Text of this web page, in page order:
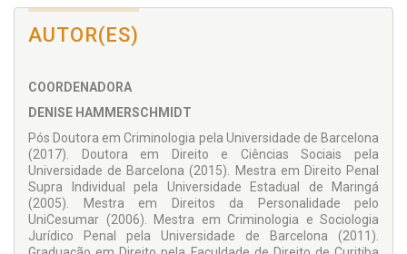
Antonio Herman de Vasconcellos e Benjamin
Ministro do Superior Tribunal de Justiça. Eleito, por
aclamação, presidente do Superior Tribunal de Justiça para o
Além disso, no ano de 2026 nossa homenageada foi
critério do quinto constitucional. Claudia Lima Marques
ocupará a vaga destinada à advocacia. Essa ascensão coroa
uma trajetória de excelência acadêmica e profissional,
honrando a advocacia gaúcha. Sua chegada ao Tribunal de
Justiça do Rio Grande do Sul não apenas engrandece a
magistratura, mas também renova a certeza de que o direito
continuará sendo aplicado com a sensibilidade, o
brilhantismo e o compromisso humanitário que sempre
marcaram sua carreira.
AUTOR(ES)
COORDENADORA
DENISE HAMMERSCHMIDT
Pós Doutora em Criminologia pela Universidade de Barcelona
(2017). Doutora em Direito e Ciências Sociais pela
Universidade de Barcelona (2015). Mestra em Direito Penal
Supra Individual pela Universidade Estadual de Maringá
(2005). Mestra em Direitos da Personalidade pelo
UniCesumar (2006). Mestra em Criminologia e Sociologia
Jurídico Penal pela Universidade de Barcelona (2011).